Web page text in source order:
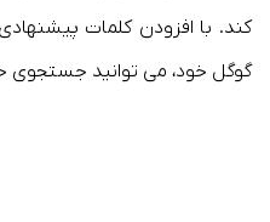
کند. با افزودن کلمات
گوگل خود، می توانید جستجوی